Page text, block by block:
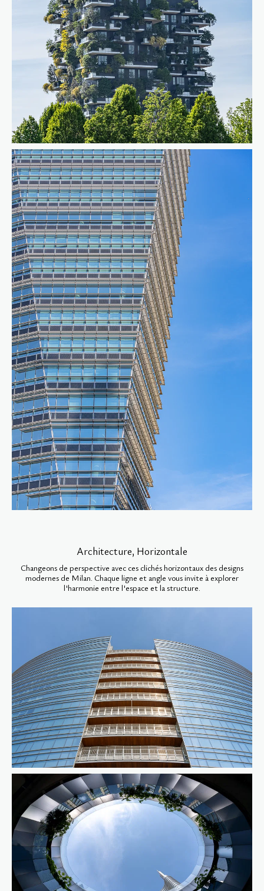
Architecture, Horizontale
Changeons de perspective avec ces clichés horizontaux des designs
modernes de Milan. Chaque ligne et angle vous invite à explorer
l'harmonie entre l'espace et la structure.